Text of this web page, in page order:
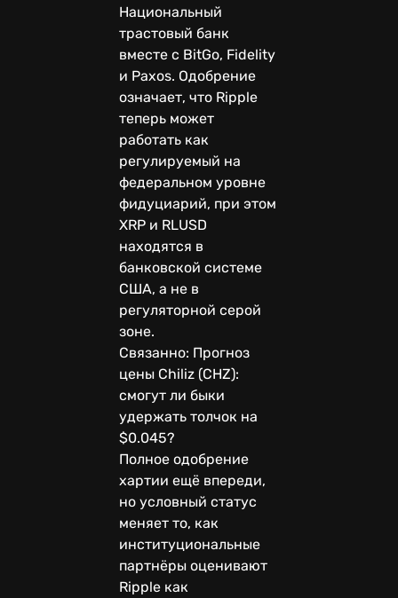
Национальный
трастовый банк
вместе с BitGo, Fidelity
и Paxos. Одобрение
означает, что Ripple
теперь может
работать как
регулируемый на
федеральном уровне
фидуциарий, при этом
XRP и RLUSD
находятся в
банковской системе
США, а не в
регуляторной серой
зоне.
Связанно: Прогноз
цены Chiliz (CHZ):
смогут ли быки
удержать толчок на
$0.045?
Полное одобрение
хартии ещё впереди,
но условный статус
меняет то, как
институциональные
партнёры оценивают
Ripple как